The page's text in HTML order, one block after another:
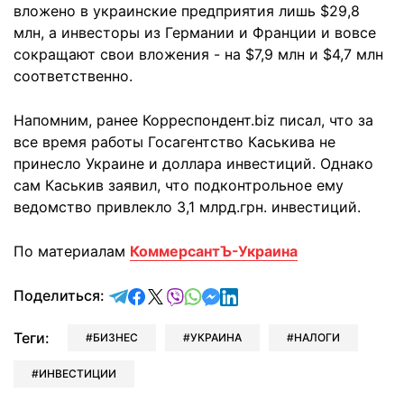
вложено в украинские предприятия лишь $29,8
млн, а инвесторы из Германии и Франции и вовсе
сокращают свои вложения - на $7,9 млн и $4,7 млн
соответственно.
Напомним, ранее Корреспондент.biz писал, что за
все время работы Госагентство Каськива не
принесло Украине и доллара инвестиций. Однако
сам Каськив заявил, что подконтрольное ему
ведомство привлекло 3,1 млрд.грн. инвестиций.
По материалам КоммерсантЪ-Украина
Поделиться: отправить в Telegram
поделиться в Facebook
поделиться в X
отправить в Viber
отправить в Whatsapp
отправить в Messenger
отправить в LinkedIn
Теги: БИЗНЕС УКРАИНА НАЛОГИ
ИНВЕСТИЦИИ